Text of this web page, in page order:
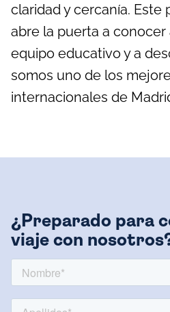
claridad y cercanía.
abre la puerta a
equipo educativo y a
somos uno de los
internacionales de
¿Preparado para
viaje con